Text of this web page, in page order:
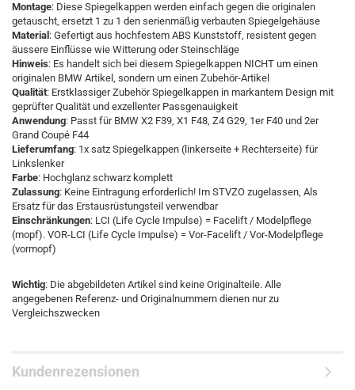
Montage: Diese Spiegelkappen werden einfach gegen die originalen
getauscht, ersetzt 1 zu 1 den serienmäßig verbauten Spiegelgehäuse
Material : Gefertigt aus hochfestem ABS Kunststoff, resistent gegen
äussere Einflüsse wie Witterung oder Steinschläge
Hinweis: Es handelt sich bei diesem Spiegelkappen NICHT um einen
originalen BMW Artikel, sondern um einen Zubehör-Artikel
Qualität: Erstklassiger Zubehör Spiegelkappen in markantem Design mit
geprüfter Qualität und exzellenter Passgenauigkeit
Anwendung: Passt für BMW X2 F39, X1 F48, Z4 G29, 1er F40 und 2er
Grand Coupé F44
Lieferumfang: 1x satz Spiegelkappen (linkerseite + Rechterseite) für
Linkslenker
Farbe: Hochglanz schwarz komplett
Zulassung: Keine Eintragung erforderlich! Im STVZO zugelassen, Als
Ersatz für das Erstausrüstungsteil verwendbar
Einschränkungen: LCI (Life Cycle Impulse) = Facelift / Modelpflege
(mopf). VOR-LCI (Life Cycle Impulse) = Vor-Facelift / Vor-Modelpflege
(vormopf)
Wichtig: Die abgebildeten Artikel sind keine Originalteile. Alle
angegebenen Referenz- und Originalnummern dienen nur zu
Vergleichszwecken
Kundenrezensionen